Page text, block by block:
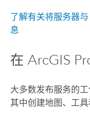
了解有关将服务器
息
在 ArcGIS
大多数发布服务的
其中创建地图、工具